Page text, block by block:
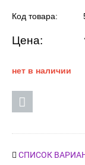
Код товара:
Цена:
нет в наличии
СПИСОК